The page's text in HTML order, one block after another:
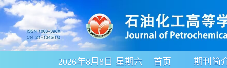
2026年8月8日 星期六 首页
期刊简